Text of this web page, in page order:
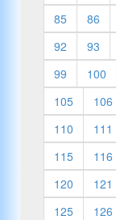
85
86
92
93
99
100
105
106
110
111
115
116
120
121
125
126